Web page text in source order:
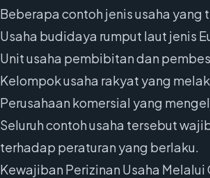
Beberapa contoh jenis usaha yang
Usaha budidaya rumput laut jenis
Unit usaha pembibitan dan
Kelompok usaha rakyat yang
Perusahaan komersial yang
Seluruh contoh usaha tersebut
terhadap peraturan yang berlaku.
Kewajiban Perizinan Usaha Melalui